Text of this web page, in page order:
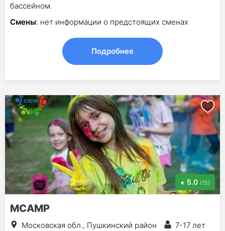
бассейном.
Смены: нет информации о предстоящих сменах
Подробнее
5.0 (15)
MCAMP
Московская обл., Пушкинский район 7-17 лет